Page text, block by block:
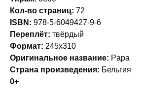
Кол-во страниц: 72
ISBN: 978-5-6049427-9-6
Переплёт: твёрдый
Формат: 245х310
Оригинальное название: Papa
Страна произведения: Бельгия
0+